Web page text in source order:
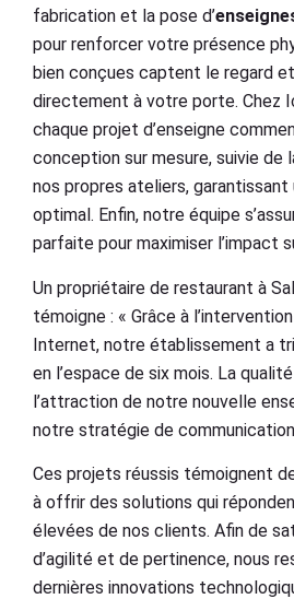
fabrication et la pose d’
pour renforcer votre présence
bien conçues captent le regard
directement à votre porte. Chez
chaque projet d’enseigne
conception sur mesure, suivie de
nos propres ateliers,
optimal. Enfin, notre équipe
parfaite pour maximiser l’impact
Un propriétaire de restaurant à
témoigne : « Grâce à
Internet, notre établissement a
en l’espace de six mois. La
l’attraction de notre nouvelle
notre stratégie de
Ces projets réussis témoignent
à offrir des solutions qui
élevées de nos clients. Afin de
d’agilité et de pertinence, nous
dernières innovations